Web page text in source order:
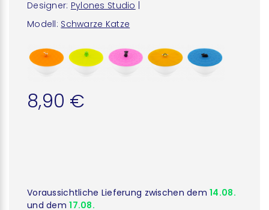
Designer: Pylones Studio
Modell: Schwarze Katze
8,90 €
Voraussichtliche Lieferung zwischen dem14.08.
und dem17.08.